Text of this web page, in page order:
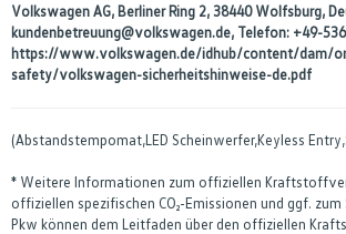
Volkswagen AG, Berliner Ring 2, 38440 Wolfsburg,
kundenbetreuung@volkswagen.de, Telefon: +49-
https://www.volkswagen.de/idhub/content/dam/
safety/volkswagen-sicherheitshinweise-de.pdf
(Abstandstempomat,LED Scheinwerfer,Keyless
* Weitere Informationen zum offiziellen
offiziellen spezifischen CO₂-Emissionen und ggf.
Pkw können dem Leitfaden über den offiziellen